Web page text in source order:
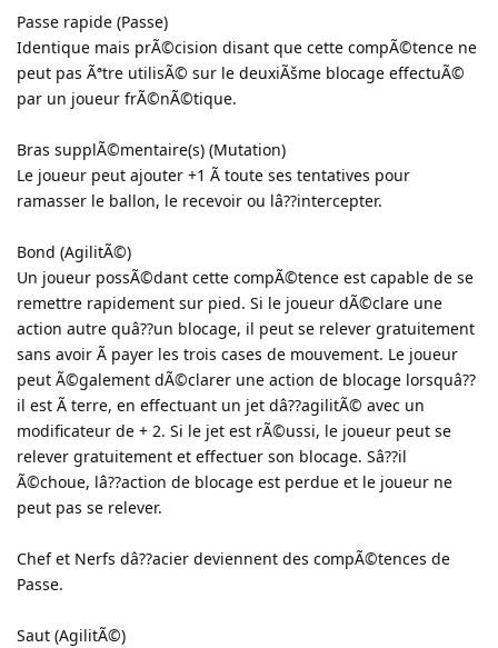
Passe rapide (Passe)
Identique mais prÃ©cision disant que cette compÃ©tence ne
peut pas Ãªtre utilisÃ© sur le deuxiÃšme blocage effectuÃ©
par un joueur frÃ©nÃ©tique.
Bras supplÃ©mentaire(s) (Mutation)
Le joueur peut ajouter +1 Ã toute ses tentatives pour
ramasser le ballon, le recevoir ou lâ??intercepter.
Bond (AgilitÃ©)
Un joueur possÃ©dant cette compÃ©tence est capable de se
remettre rapidement sur pied. Si le joueur dÃ©clare une
action autre quâ??un blocage, il peut se relever gratuitement
sans avoir Ã payer les trois cases de mouvement. Le joueur
peut Ã©galement dÃ©clarer une action de blocage lorsquâ??
il est Ã terre, en effectuant un jet dâ??agilitÃ© avec un
modificateur de + 2. Si le jet est rÃ©ussi, le joueur peut se
relever gratuitement et effectuer son blocage. Sâ??il
Ã©choue, lâ??action de blocage est perdue et le joueur ne
peut pas se relever.
Chef et Nerfs dâ??acier deviennent des compÃ©tences de
Passe.
Saut (AgilitÃ©)